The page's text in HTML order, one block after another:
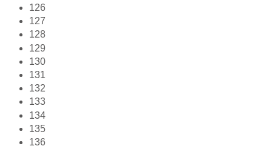
126
127
128
129
130
131
132
133
134
135
136